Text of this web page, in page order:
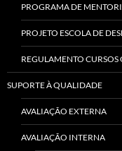
PROGRAMA DE
PROJETO ESCOLA DE
REGULAMENTO
SUPORTE À QUALIDADE
AVALIAÇÃO EXTERNA
AVALIAÇÃO INTERNA